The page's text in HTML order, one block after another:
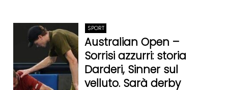
SPORT
Australian Open –
Sorrisi azzurri: storia
Darderi, Sinner sul
velluto. Sarà derby